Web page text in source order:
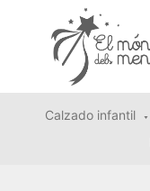
Calzado infantil